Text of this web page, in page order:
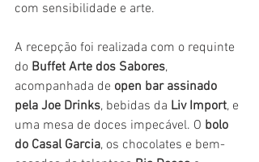
com sensibilidade e arte.
A recepção foi realizada com o requinte
do Buffet Arte dos Sabores,
acompanhada de open bar assinado
pela Joe Drinks, bebidas da Liv Import, e
uma mesa de doces impecável. O bolo
do Casal Garcia, os chocolates e bem-